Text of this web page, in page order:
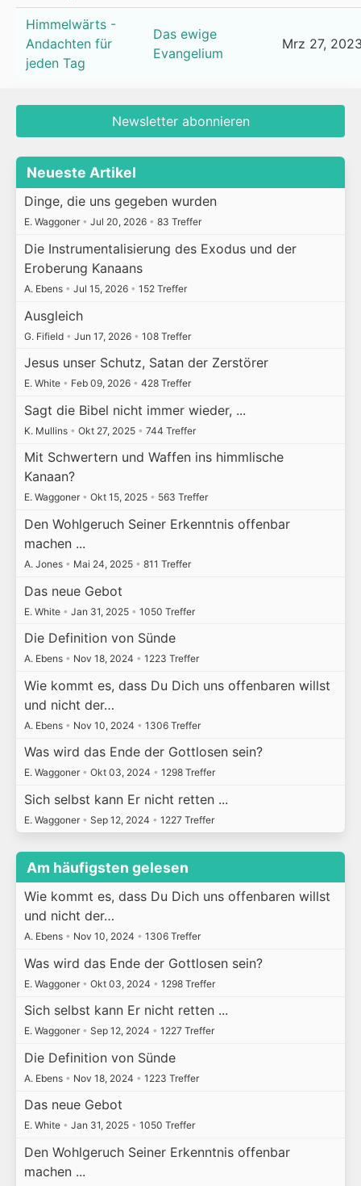
Himmelwärts -
Andachten für
jeden Tag
Das ewige
Evangelium
Mrz 27,
Newsletter abonnieren
Neueste Artikel
Dinge, die uns gegeben wurden
E. Waggoner • Jul 20, 2026 • 83 Treffer
Die Instrumentalisierung des Exodus und der
Eroberung Kanaans
A. Ebens • Jul 15, 2026 • 152 Treffer
Ausgleich
G. Fifield • Jun 17, 2026 • 108 Treffer
Jesus unser Schutz, Satan der Zerstörer
E. White • Feb 09, 2026 • 428 Treffer
Sagt die Bibel nicht immer wieder, ...
K. Mullins • Okt 27, 2025 • 744 Treffer
Mit Schwertern und Waffen ins himmlische
Kanaan?
E. Waggoner • Okt 15, 2025 • 563 Treffer
Den Wohlgeruch Seiner Erkenntnis offenbar
machen ...
A. Jones • Mai 24, 2025 • 811 Treffer
Das neue Gebot
E. White • Jan 31, 2025 • 1050 Treffer
Die Definition von Sünde
A. Ebens • Nov 18, 2024 • 1223 Treffer
Wie kommt es, dass Du Dich uns offenbaren willst
und nicht der…
A. Ebens • Nov 10, 2024 • 1306 Treffer
Was wird das Ende der Gottlosen sein?
E. Waggoner • Okt 03, 2024 • 1298 Treffer
Sich selbst kann Er nicht retten ...
E. Waggoner • Sep 12, 2024 • 1227 Treffer
Am häufigsten gelesen
Wie kommt es, dass Du Dich uns offenbaren willst
und nicht der…
A. Ebens • Nov 10, 2024 • 1306 Treffer
Was wird das Ende der Gottlosen sein?
E. Waggoner • Okt 03, 2024 • 1298 Treffer
Sich selbst kann Er nicht retten ...
E. Waggoner • Sep 12, 2024 • 1227 Treffer
Die Definition von Sünde
A. Ebens • Nov 18, 2024 • 1223 Treffer
Das neue Gebot
E. White • Jan 31, 2025 • 1050 Treffer
Den Wohlgeruch Seiner Erkenntnis offenbar
machen ...